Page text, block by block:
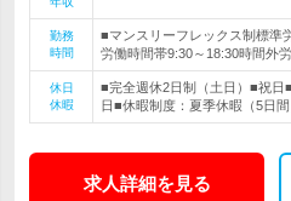
勤務
時間
■マンスリーフレックス制標準
労働時間帯9:30～18:30時間外
休日
休暇
■完全週休2日制（土日）■祝
日■休暇制度：夏季休暇（5日
求人詳細を見る